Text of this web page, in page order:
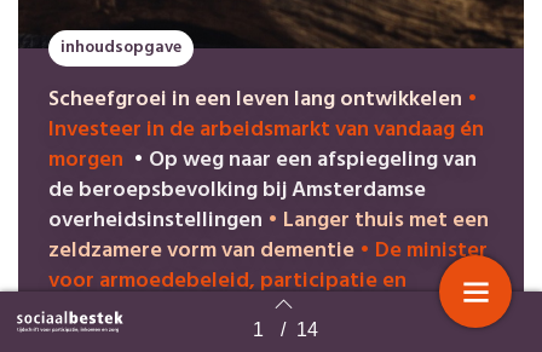
Terug naar overzicht 1 / 14
inhoudsopgave
Scheefgroei in een leven lang ontwikkelen •
Investeer in de arbeidsmarkt van vandaag én
morgen • Op weg naar een afspiegeling van
de beroepsbevolking bij Amsterdamse
overheidsinstellingen • Langer thuis met een
zeldzamere vorm van dementie • De minister
voor armoedebeleid, participatie en
pensioenen laat ons in de kou zitten
Corona in de daklozenwereld